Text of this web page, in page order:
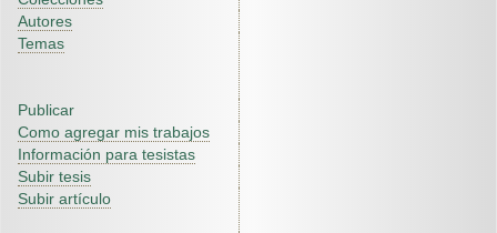
Autores
Temas
Publicar
Como agregar mis trabajos
Información para tesistas
Subir tesis
Subir artículo